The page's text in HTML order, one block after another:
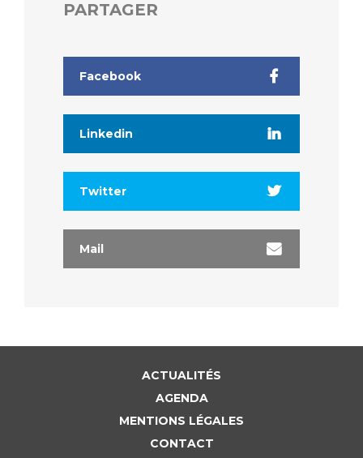
PARTAGER
Facebook
Linkedin
Twitter
Mail
ACTUALITÉS
AGENDA
MENTIONS LÉGALES
CONTACT